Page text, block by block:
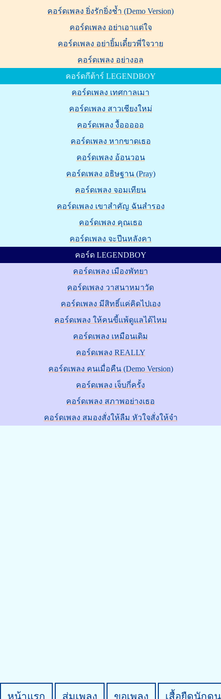
คอร์ดเพลง ยิ่งรักยิ่งช้ำ (Demo Version)
คอร์ดเพลง อย่าเอาแต่ใจ
คอร์ดเพลง อย่ายิ้มเดี๋ยวพี่ใจวาย
คอร์ดเพลง อย่างอล
คอร์ดกีต้าร์ LEGENDBOY
คอร์ดเพลง เทศกาลเมา
คอร์ดเพลง สาวเชียงใหม่
คอร์ดเพลง งื้อออออ
คอร์ดเพลง หากขาดเธอ
คอร์ดเพลง อ้อนวอน
คอร์ดเพลง อธิษฐาน (Pray)
คอร์ดเพลง จอมเทียน
คอร์ดเพลง เขาสำคัญ ฉันสำรอง
คอร์ดเพลง คุณเธอ
คอร์ดเพลง จะปีนหลังคา
คอร์ด LEGENDBOY
คอร์ดเพลง เมืองพัทยา
คอร์ดเพลง วาสนาหมาวัด
คอร์ดเพลง มีสิทธิ์แค่คิดไปเอง
คอร์ดเพลง ให้คนขี้แพ้ดูแลได้ไหม
คอร์ดเพลง เหมือนเดิม
คอร์ดเพลง REALLY
คอร์ดเพลง คนเมื่อคืน (Demo Version)
คอร์ดเพลง เจ็บกี่ครั้ง
คอร์ดเพลง สภาพอย่างเธอ
คอร์ดเพลง สมองสั่งให้ลืม หัวใจสั่งให้จำ
หน้าแรก สุ่มเพลง ขอเพลง เสื้อยืดนักด